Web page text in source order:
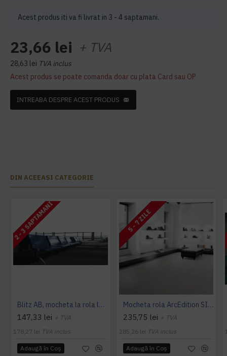
Acest produs iti va fi livrat in 3 - 4 saptamani.
23,66 lei + TVA
28,63 lei TVA inclus
Acest produs se poate comanda doar cu plata Card sau OP
INTREABA DESPRE ACEST PRODUS
DIN ACEEASI CATEGORIE
2 - 3 SAPTAMANI
Blitz AB, mocheta la rola latime 4 m, Balta Industries
147,33 lei + TVA
178,27 lei TVA inclus
Adaugă în Coş
5 - 7 ZILE
Mocheta rola ArcEdition SIRIOUS AB
235,75 lei + TVA
285,26 lei TVA inclus
Adaugă în Coş